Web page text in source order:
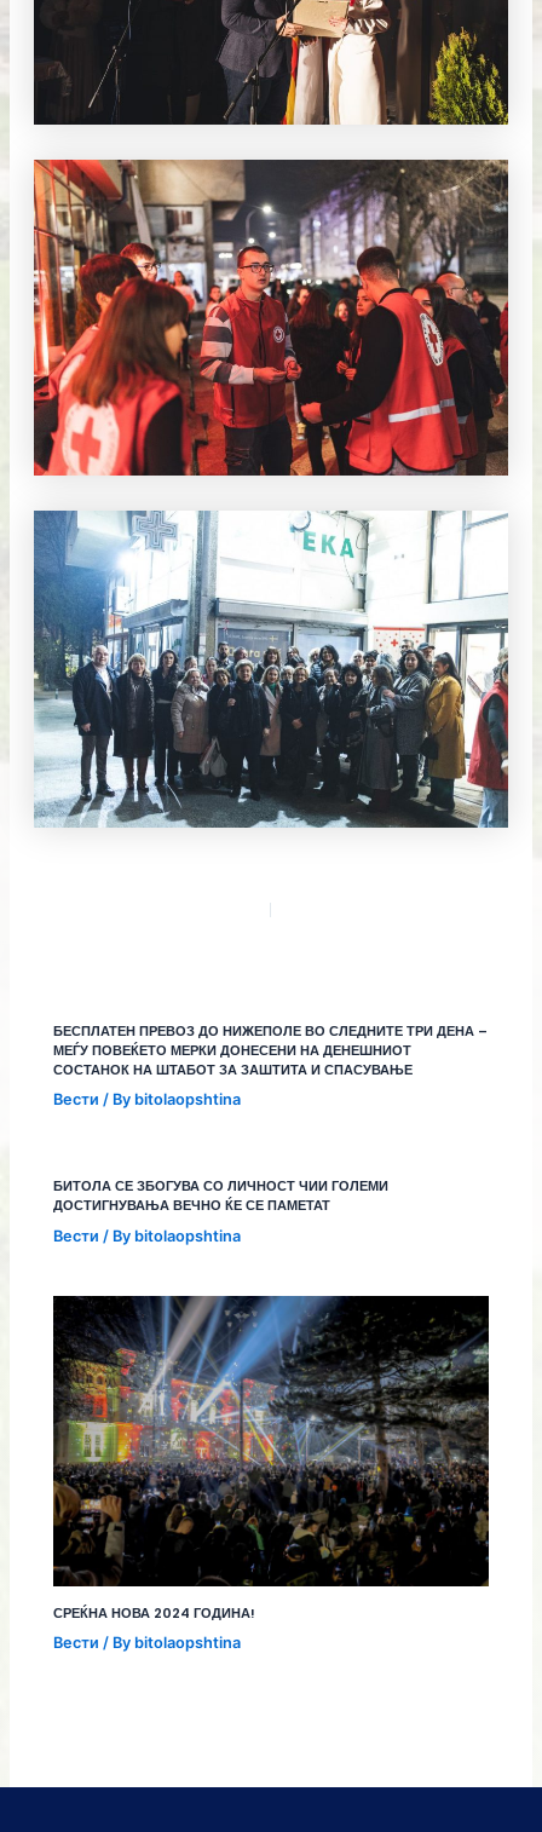
БЕСПЛАТЕН ПРЕВОЗ ДО НИЖЕПОЛЕ ВО СЛЕДНИТЕ ТРИ ДЕНА –
МЕЃУ ПОВЕЌЕТО МЕРКИ ДОНЕСЕНИ НА ДЕНЕШНИОТ
СОСТАНОК НА ШТАБОТ ЗА ЗАШТИТА И СПАСУВАЊЕ
Вести / By bitolaopshtina
БИТОЛА СЕ ЗБОГУВА СО ЛИЧНОСТ ЧИИ ГОЛЕМИ
ДОСТИГНУВАЊА ВЕЧНО ЌЕ СЕ ПАМЕТАТ
Вести / By bitolaopshtina
СРЕЌНА НОВА 2024 ГОДИНА!
Вести / By bitolaopshtina